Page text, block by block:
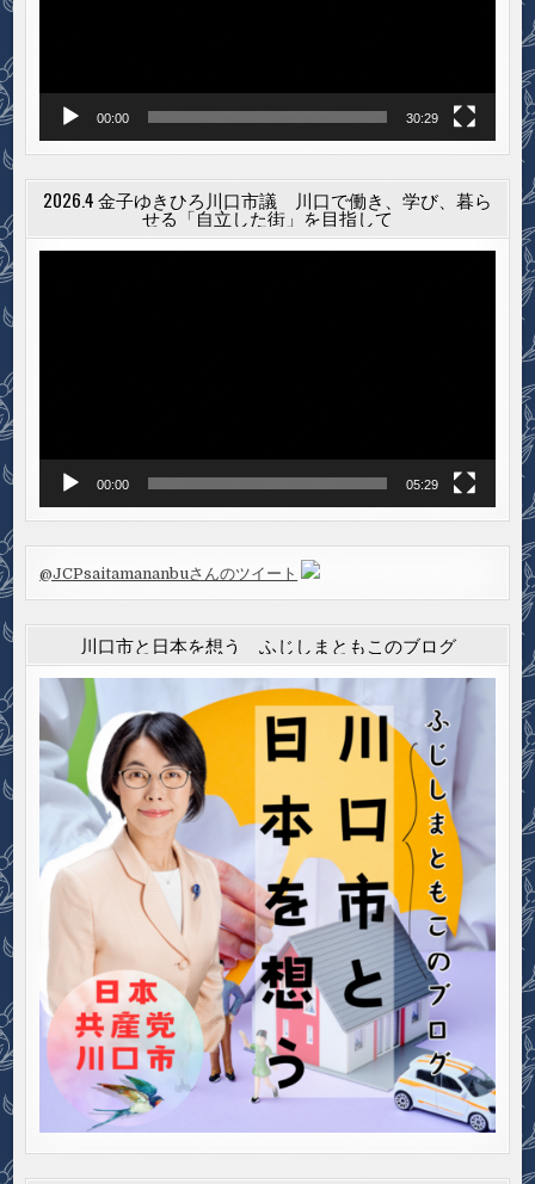
00:00 30:29
2026.4 金子ゆきひろ川口市議 川口で働き、学び、暮ら
せる「自立した街」を目指して
00:00 05:29
@JCPsaitamananbuさんのツイート
川口市と日本を想う ふじしまともこのブログ